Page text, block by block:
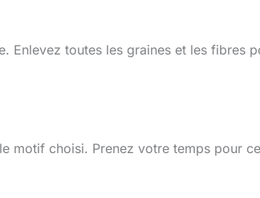
Enlevez toutes les graines et les fibres
motif choisi. Prenez votre temps pour